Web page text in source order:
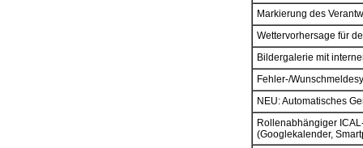
Markierung des
Wettervorhersage für
Bildergalerie mit
Fehler-/
NEU: Automatisches
Rollenabhängiger
(Googlekalender,